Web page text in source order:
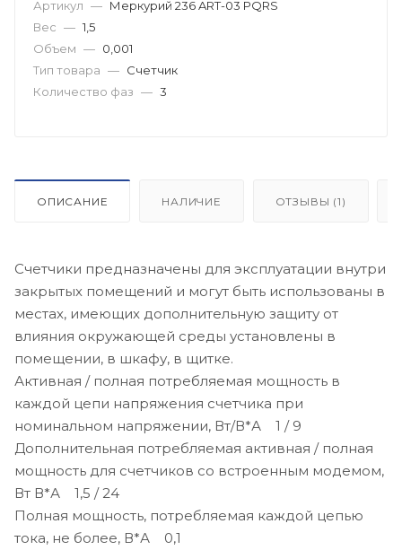
Артикул — Меркурий 236 ART-03 PQRS
Вес — 1,5
Объем — 0,001
Тип товара — Счетчик
Количество фаз — 3
ОПИСАНИЕ НАЛИЧИЕ ОТЗЫВЫ (1)
Счетчики предназначены для эксплуатации внутри
закрытых помещений и могут быть использованы в
местах, имеющих дополнительную защиту от
влияния окружающей среды установлены в
помещении, в шкафу, в щитке.
Активная / полная потребляемая мощность в
каждой цепи напряжения счетчика при
номинальном напряжении, Вт/В*А 1 / 9
Дополнительная потребляемая активная / полная
мощность для счетчиков со встроенным модемом,
Вт В*А 1,5 / 24
Полная мощность, потребляемая каждой цепью
тока, не более, В*А 0,1